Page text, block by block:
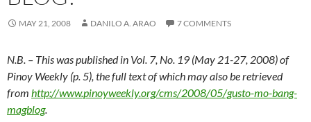
MAY 21, 2008 DANILO A. ARAO 7 COMMENTS
N.B. – This was published in Vol. 7, No. 19 (May 21-27, 2008) of
Pinoy Weekly (p. 5), the full text of which may also be retrieved
from http://www.pinoyweekly.org/cms/2008/05/gusto-mo-bang-
magblog.